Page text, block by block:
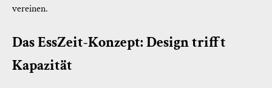
vereinen.
Das EssZeit-Konzept: Design trifft
Kapazität